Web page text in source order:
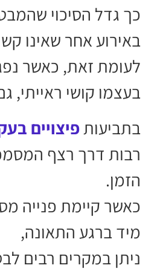
כך גדל הסיכוי
באירוע אחר שאינו
לעומת זאת, כאשר
בעצמו קושי ראייתי,
בתביעותפיצויים
רבות דרך רצף
הזמן.
כאשר קיימת פנייה
מיד ברגע התאונה,
ניתן במקרים רבים